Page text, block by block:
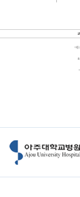
비중